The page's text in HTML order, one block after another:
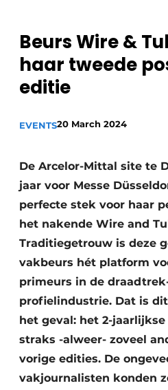
Nieuwsbrief
Podcasts
Privacy / Cookie
Vacatures
Beurs Wire &
haar tweede
editie
EVENTS20 March 2024
De Arcelor-Mittal site te
jaar voor Messe
perfecte stek voor haar
het nakende Wire and
Traditiegetrouw is deze
vakbeurs hét platform
primeurs in de
profielindustrie. Dat is
het geval: het 2-
straks -alweer- zoveel
vorige edities. De
vakjournalisten konden